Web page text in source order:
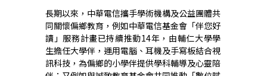
長期以來，中華電信攜手學術機構及公益團體共
同關懷偏鄉教育，例如中華電信基金會「伴您好
讀」服務計畫已持續推動14年，由輔仁大學學
生擔任大學伴，運用電腦、耳機及手寫板結合視
訊科技，為偏鄉的小學伴提供學科輔導及心靈陪